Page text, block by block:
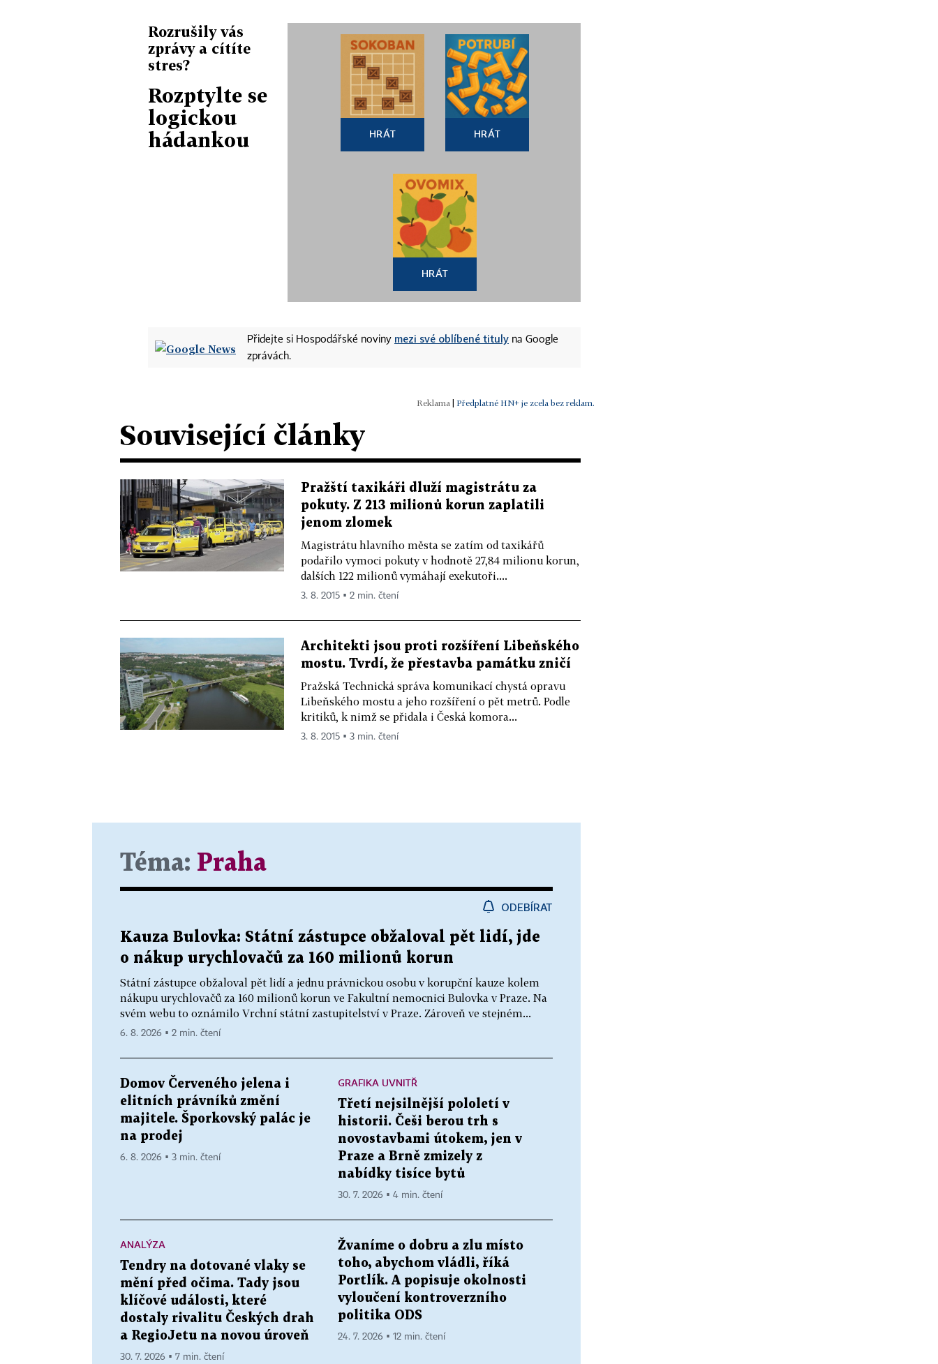
Rozrušily vás
zprávy a cítíte
stres?
Rozptylte se
logickou
hádankou
HRÁT HRÁT
HRÁT
Přidejte si Hospodářské noviny mezi své oblíbené tituly na Google
zprávách.
| Předplatné HN+ je zcela bez reklam.
Související články
Pražští taxikáři dluží magistrátu za
pokuty. Z 213 milionů korun zaplatili
jenom zlomek
Magistrátu hlavního města se zatím od taxikářů
podařilo vymoci pokuty v hodnotě 27,84 milionu korun,
dalších 122 milionů vymáhají exekutoři....
3. 8. 2015 ▪ 2 min. čtení
Architekti jsou proti rozšíření Libeňského
mostu. Tvrdí, že přestavba památku zničí
Pražská Technická správa komunikací chystá opravu
Libeňského mostu a jeho rozšíření o pět metrů. Podle
kritiků, k nimž se přidala i Česká komora...
3. 8. 2015 ▪ 3 min. čtení
Téma: Praha
ODEBÍRAT
Kauza Bulovka: Státní zástupce obžaloval pět lidí, jde
o nákup urychlovačů za 160 milionů korun
Státní zástupce obžaloval pět lidí a jednu právnickou osobu v korupční kauze kolem
nákupu urychlovačů za 160 milionů korun ve Fakultní nemocnici Bulovka v Praze. Na
svém webu to oznámilo Vrchní státní zastupitelství v Praze. Zároveň ve stejném...
6. 8. 2026 ▪ 2 min. čtení
Domov Červeného jelena i
elitních právníků změní
majitele. Šporkovský palác je
na prodej
6. 8. 2026 ▪ 3 min. čtení
GRAFIKA UVNITŘ
Třetí nejsilnější pololetí v
historii. Češi berou trh s
novostavbami útokem, jen v
Praze a Brně zmizely z
nabídky tisíce bytů
30. 7. 2026 ▪ 4 min. čtení
ANALÝZA
Tendry na dotované vlaky se
mění před očima. Tady jsou
klíčové události, které
dostaly rivalitu Českých drah
a RegioJetu na novou úroveň
30. 7. 2026 ▪ 7 min. čtení
Žvaníme o dobru a zlu místo
toho, abychom vládli, říká
Portlík. A popisuje okolnosti
vyloučení kontroverzního
politika ODS
24. 7. 2026 ▪ 12 min. čtení